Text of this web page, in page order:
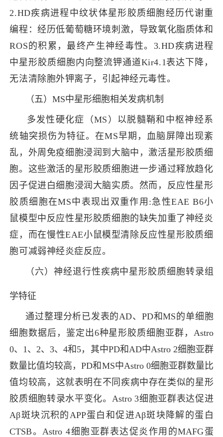
2.HD疾病进程中纹状体星形胶质细胞经历代谢重
编程：经历低葡萄糖环境刺激，导致氧化脂质体和
ROS的积累，最终产生神经毒性。 3.HD疾病进程
中星形胶质细胞内向整流钾通道Kir4.1表达下降，
无法清除胞外钾离子，引起神经元毒性。
（五）MS中星形细胞相关发病机制
多发性硬化症（MS）以脱髓鞘和中枢神经系
统轴突损伤为特征。在MS早期，血脑屏障出现紊
乱，外周免疫细胞浸润到大脑中，激活星形胶质细
胞。 这些激活的星形胶质细胞进一步通过释放趋化
因子促进白细胞浸润大脑实质。然而，反应性星形
胶质细胞在MS中表现出双重作用:急性EAE B6小
鼠模型中反应性星形胶质细胞的缺失加重了神经炎
症，而在慢性EAE小鼠模型清除反应性星形胶质细
胞可减弱神经炎症反应。
（六）神经退行性疾病中星形胶质细胞转录组
学特征
通过整理分析已发表的AD、PD和MS的单细胞
细胞数据后，鉴定出6种星形胶质细胞亚群，Astro
0、1、2、3、4和5，其中PD和AD中Astro 2细胞亚群
数量比值均较高，PD和MS中Astro 0细胞亚群数量比
值均较高，这就表明在不同疾病中存在类似的星形
胶质细胞转录水平变化。Astro 3细胞亚群表达促进
Aβ斑块沉积的APP蛋白和促进Aβ斑块降解的蛋白
CTSB。Astro 4细胞亚群表达促炎作用的MAFG蛋